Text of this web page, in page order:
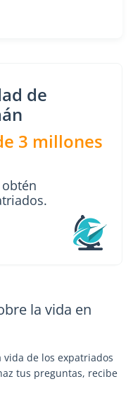
de
3 millones
la vida en
de los expatriados
tus preguntas, recibe